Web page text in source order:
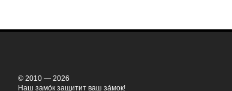
© 2010 — 2026
Наш замо́к защитит ваш за́мок!